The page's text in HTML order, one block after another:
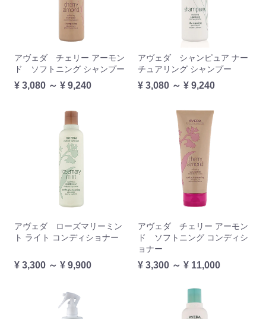
アヴェダ チェリー アーモン
ド ソフトニング シャンプー
¥ 3,080 ～ ¥ 9,240
アヴェダ シャンピュア ナー
チュアリング シャンプー
¥ 3,080 ～ ¥ 9,240
アヴェダ ローズマリーミン
ト ライト コンディショナー
¥ 3,300 ～ ¥ 9,900
アヴェダ チェリー アーモン
ド ソフトニング コンディシ
ョナー
¥ 3,300 ～ ¥ 11,000